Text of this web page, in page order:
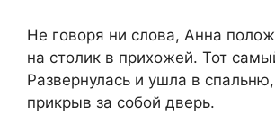
Не говоря ни слова, Анна
на столик в прихожей. Тот
Развернулась и ушла в
прикрыв за собой дверь.